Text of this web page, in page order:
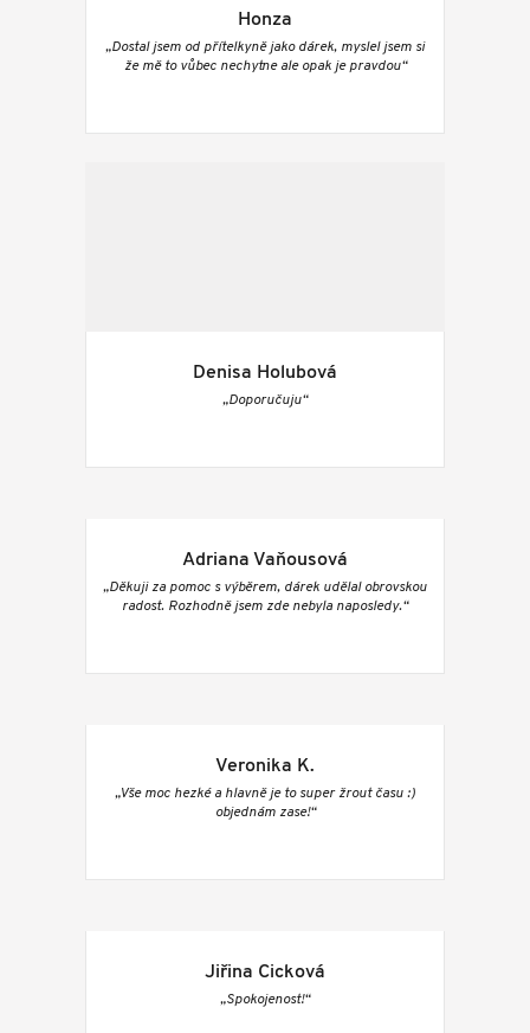
Honza
„Dostal jsem od přítelkyně jako dárek, myslel jsem si
že mě to vůbec nechytne ale opak je pravdou“
Denisa Holubová
„Doporučuju“
Adriana Vaňousová
„Děkuji za pomoc s výběrem, dárek udělal obrovskou
radost. Rozhodně jsem zde nebyla naposledy.“
Veronika K.
„Vše moc hezké a hlavně je to super žrout času :)
objednám zase!“
Jiřina Cicková
„Spokojenost!“